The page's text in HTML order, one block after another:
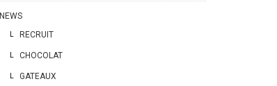
NEWS
RECRUIT
CHOCOLAT
GATEAUX